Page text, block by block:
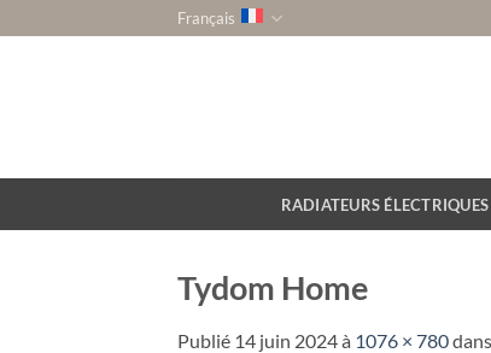
au
Français
RADIATEURS ÉLECTRIQUES
Tydom Home
Publié 14 juin 2024à 1076 × 780dans